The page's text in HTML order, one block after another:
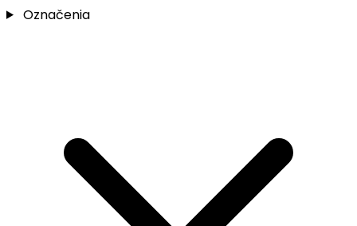
Označenia